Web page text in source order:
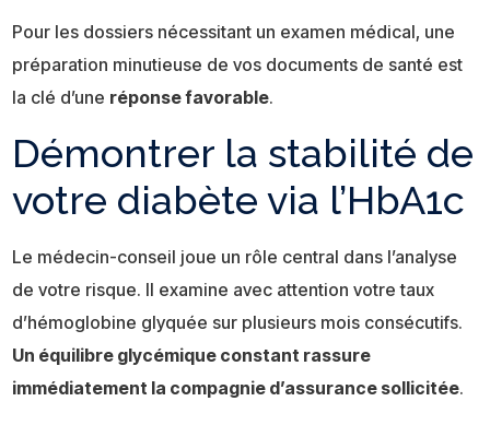
Pour les dossiers nécessitant un examen médical, une
préparation minutieuse de vos documents de santé est
la clé d’une réponse favorable.
Démontrer la stabilité de
votre diabète via l’HbA1c
Le médecin-conseil joue un rôle central dans l’analyse
de votre risque. Il examine avec attention votre taux
d’hémoglobine glyquée sur plusieurs mois consécutifs.
Un équilibre glycémique constant rassure
immédiatement la compagnie d’assurance sollicitée.